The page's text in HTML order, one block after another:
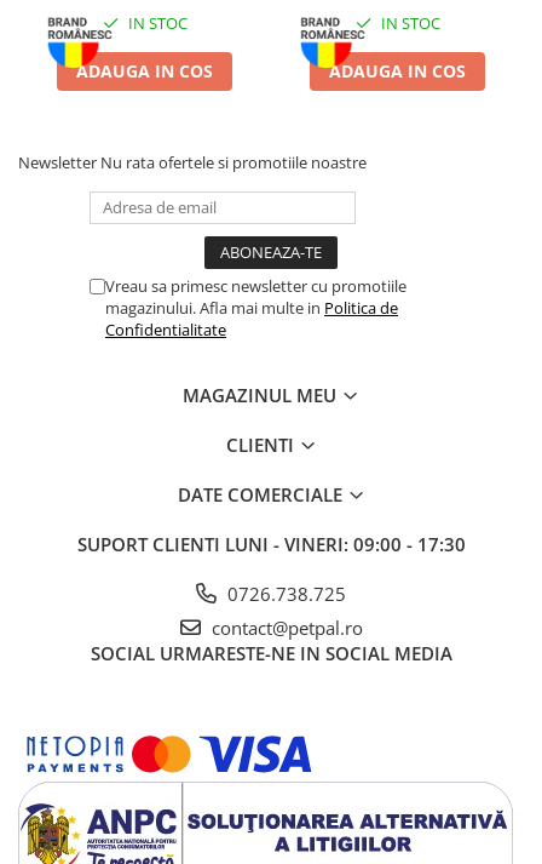
Supravegheați câinele în timpul consumului.
Depozitare:A se păstra într-un loc uscat și răcoros. Produsul nu
este destinat consumului uman.
IN STOC
ADAUGA IN COS
IN STOC
ADAUGA IN COS
Newsletter Nu rata ofertele si promotiile noastre
Vreau sa primesc newsletter cu promotiile
magazinului. Afla mai multe in Politica de
Confidentialitate
MAGAZINUL MEU
CLIENTI
DATE COMERCIALE
SUPORT CLIENTI LUNI - VINERI: 09:00 - 17:30
0726.738.725
contact@petpal.ro
SOCIAL URMARESTE-NE IN SOCIAL MEDIA